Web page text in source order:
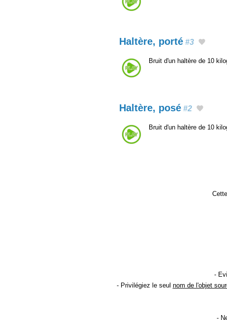
Haltère, porté #3
Bruit d'un haltère de 10
Haltère, posé #2
Bruit d'un haltère de 10
-
- Privilégiez le seul nom de l'objet
-